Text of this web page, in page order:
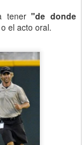
tener"de donde
el acto oral.